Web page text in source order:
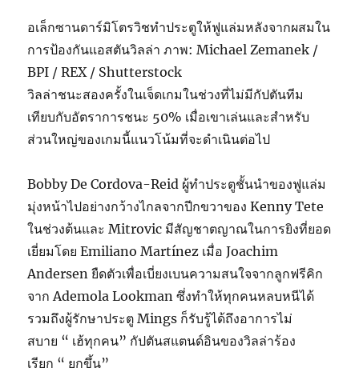
อเล็กซานดาร์มิโตรวิชทำประตูให้ฟูแล่มหลังจากผสมใน
การป้องกันแอสตันวิลล่าภาพ: Michael Zemanek /
BPI / REX / Shutterstock
วิลล่าชนะสองครั้งในเจ็ดเกมในช่วงที่ไม่มีกัปตันทีม
เทียบกับอัตราการชนะ 50% เมื่อเขาเล่นและสำหรับ
ส่วนใหญ่ของเกมนี้แนวโน้มที่จะดำเนินต่อไป
Bobby De Cordova-Reid ผู้ทำประตูชั้นนำของฟูแล่ม
มุ่งหน้าไปอย่างกว้างไกลจากปีกขวาของ Kenny Tete
ในช่วงต้นและ Mitrovic มีสัญชาตญาณในการยิงที่ยอด
เยี่ยมโดย Emiliano Martínez เมื่อ Joachim
Andersen ยืดตัวเพื่อเบี่ยงเบนความสนใจจากลูกฟรีคิก
จาก Ademola Lookman ซึ่งทำให้ทุกคนหลบหนีได้
รวมถึงผู้รักษาประตู Mings ก็รับรู้ได้ถึงอาการไม่
สบาย “ เฮ้ทุกคน” กัปตันสแตนด์อินของวิลล่าร้อง
เรียก “ ยกขึ้น”